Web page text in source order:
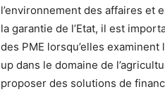
l’environnement des affaires et
la garantie de l’Etat, il est
des PME lorsqu’elles
up dans le domaine de
proposer des solutions de